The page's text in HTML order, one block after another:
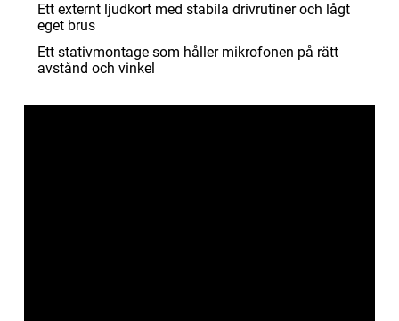
Ett externt ljudkort med stabila drivrutiner och lågt
eget brus
Ett stativmontage som håller mikrofonen på rätt
avstånd och vinkel